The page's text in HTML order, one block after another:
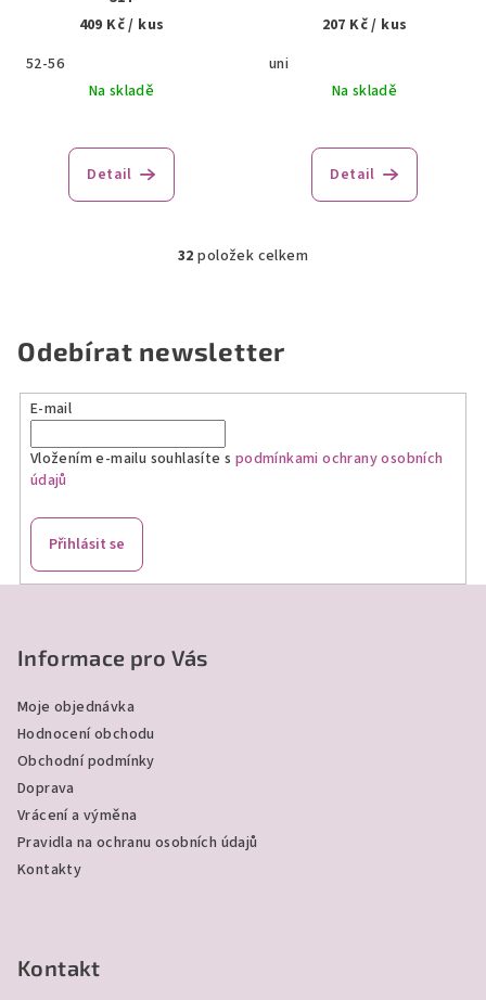
409 Kč/ kus
52-56
Na skladě
Detail
207 Kč/ kus
uni
Na skladě
Detail
O
á
d
a
p
v
32 položek celkem
Odebírat newsletter
E-mail
Vložením e-mailu souhlasíte s podmínkami ochrany osobních
údajů
Přihlásit se
Informace pro Vás
Moje objednávka
Hodnocení obchodu
Obchodní podmínky
Doprava
Vrácení a výměna
Pravidla na ochranu osobních údajů
Kontakty
Kontakt